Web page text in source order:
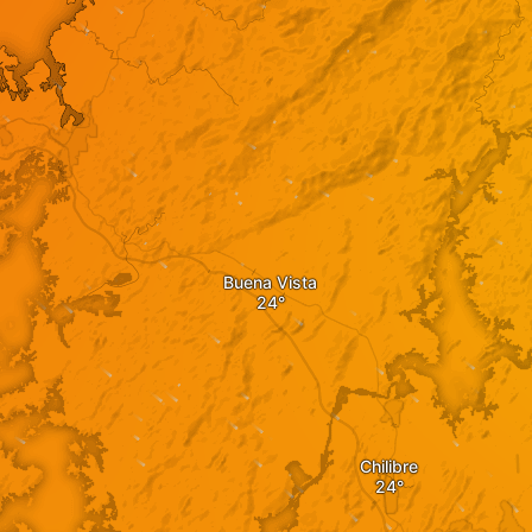
Chilibre
Buena Vista